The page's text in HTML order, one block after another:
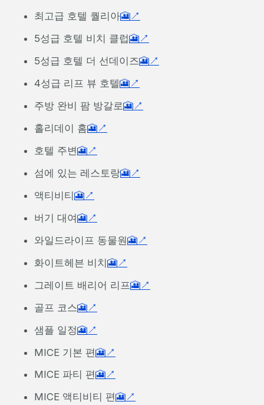
최고급 호텔 퀄리아🎦↗
5성급 호텔 비치 클럽🎦↗
5성급 호텔 더 선데이즈🎦↗
4성급 리프 뷰 호텔🎦↗
주방 완비 팜 방갈로🎦↗
홀리데이 홈🎦↗
호텔 주변🎦↗
섬에 있는 레스토랑🎦↗
액티비티🎦↗
버기 대여🎦↗
와일드라이프 동물원🎦↗
화이트헤븐 비치🎦↗
그레이트 배리어 리프🎦↗
골프 코스🎦↗
샘플 일정🎦↗
MICE 기본 편🎦↗
MICE 파티 편🎦↗
MICE 액티비티 편🎦↗